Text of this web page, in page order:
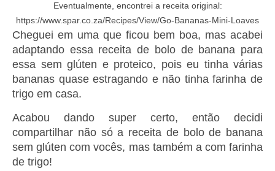
Eventualmente, encontrei a receita original:
https://www.spar.co.za/Recipes/View/Go-Bananas-Mini-Loaves
Cheguei em uma que ficou bem boa, mas acabei
adaptando essa receita de bolo de banana para
essa sem glúten e proteico, pois eu tinha várias
bananas quase estragando e não tinha farinha de
trigo em casa.
Acabou dando super certo, então decidi
compartilhar não só a receita de bolo de banana
sem glúten com vocês, mas também a com farinha
de trigo!